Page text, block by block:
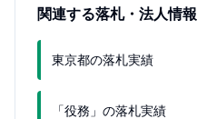
関連する落札・法人情報
東京都の落札実績
「役務」の落札実績